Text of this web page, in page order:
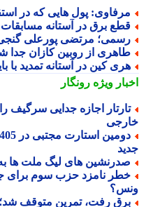
پول هایی که در
برق در آستانه مسابقات
مرتضی پورعلی گنجی به
از روبین کازان جدا شد؛
کین در آستانه تمدید با
ویژهرونگار
اجازه جدایی سرگیف را
های لیگ ملت ها به
نامزد حزب سوم برای
رفت، تمرین متوقف شد؛/